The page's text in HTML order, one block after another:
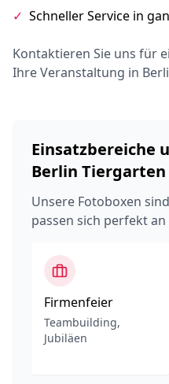
✓ Schneller Service in
Kontaktieren Sie uns für
Ihre Veranstaltung in
Einsatzbereiche
Berlin Tiergarten
Unsere Fotoboxen
passen sich perfekt
Firmenfeier
Teambuilding,
Jubiläen